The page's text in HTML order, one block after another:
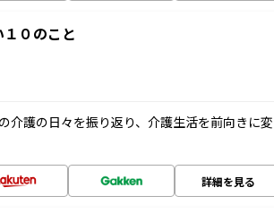
０のこと
介護の日々を振り返り、介護生活を前向きに変
詳細を見る